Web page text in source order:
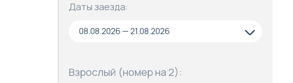
Даты заезда:
08.08.2026 — 21.08.2026
Взрослый (номер на 2):